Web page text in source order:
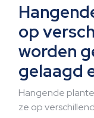
op
worden
gelaagd
Hangende
ze op